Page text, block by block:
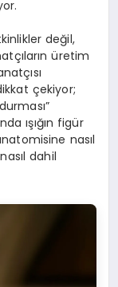
değil,
üretim
çekiyor;
ışığın figür
nasıl
dahil